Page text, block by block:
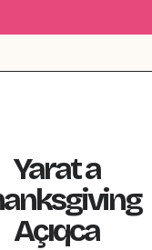
Yarata
Açıqca